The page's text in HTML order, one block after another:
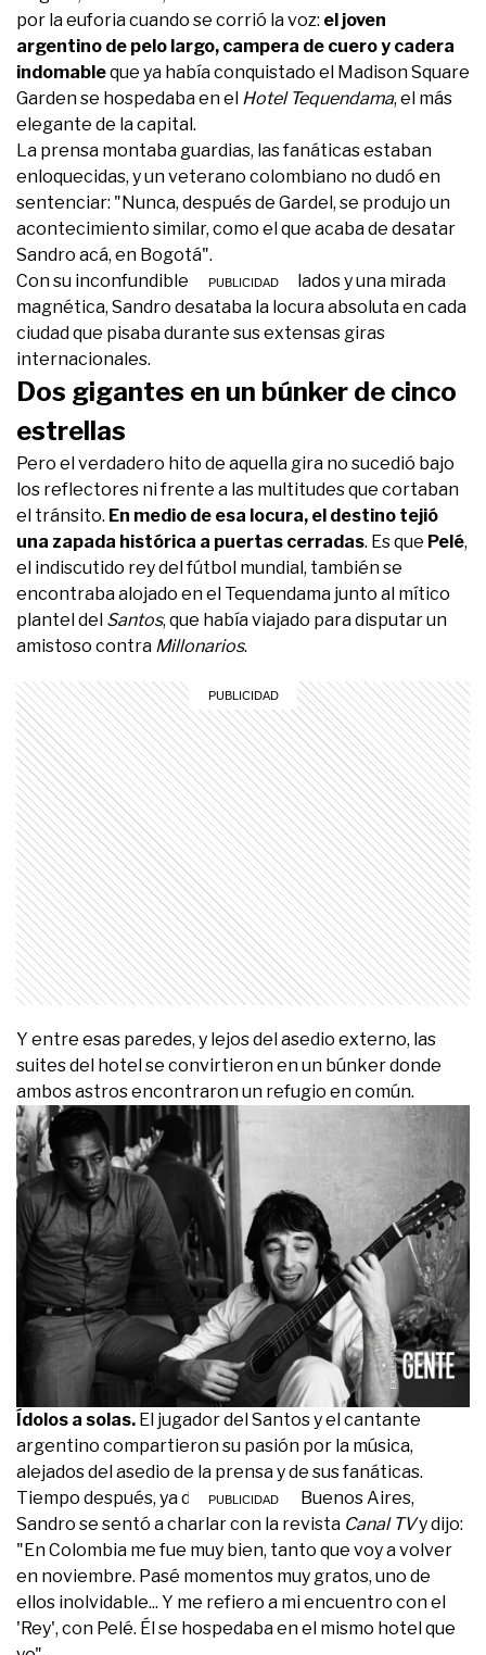
por la euforia cuando se corrió la voz: el joven
argentino de pelo largo, campera de cuero y cadera
indomableque ya había conquistado el Madison Square
Garden se hospedaba en el Hotel Tequendama, el más
elegante de la capital.
La prensa montaba guardias, las fanáticas estaban
enloquecidas, y un veterano colombiano no dudó en
sentenciar: "Nunca, después de Gardel, se produjo un
acontecimiento similar, como el que acaba de desatar
Sandro acá, en Bogotá".
Con su inconfundible camisa de volados y una mirada
magnética, Sandro desataba la locura absoluta en cada
ciudad que pisaba durante sus extensas giras
internacionales.
Dos gigantes en un búnker de cinco
estrellas
Pero el verdadero hito de aquella gira no sucedió bajo
los reflectores ni frente a las multitudes que cortaban
el tránsito. En medio de esa locura, el destino tejió
una zapada histórica a puertas cerradas. Es que Pelé,
el indiscutido rey del fútbol mundial, también se
encontraba alojado en el Tequendama junto al mítico
plantel del Santos, que había viajado para disputar un
amistoso contra Millonarios.
Y entre esas paredes, y lejos del asedio externo, las
suites del hotel se convirtieron en un búnker donde
ambos astros encontraron un refugio en común.
Ídolos a solas. El jugador del Santos y el cantante
argentino compartieron su pasión por la música,
alejados del asedio de la prensa y de sus fanáticas.
Tiempo después, ya de regreso en Buenos Aires,
Sandro se sentó a charlar con la revista Canal TVy dijo:
"En Colombia me fue muy bien, tanto que voy a volver
en noviembre. Pasé momentos muy gratos, uno de
ellos inolvidable... Y me refiero a mi encuentro con el
'Rey', con Pelé. Él se hospedaba en el mismo hotel que